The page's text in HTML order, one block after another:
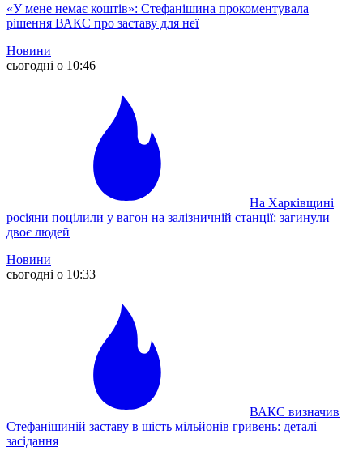
«У мене немає коштів»: Стефанішина прокоментувала
рішення ВАКС про заставу для неї
Новини
сьогодні о 10:46
На Харківщині
росіяни поцілили у вагон на залізничній станції: загинули
двоє людей
Новини
сьогодні о 10:33
ВАКС визначив
Стефанішиній заставу в шість мільйонів гривень: деталі
засідання